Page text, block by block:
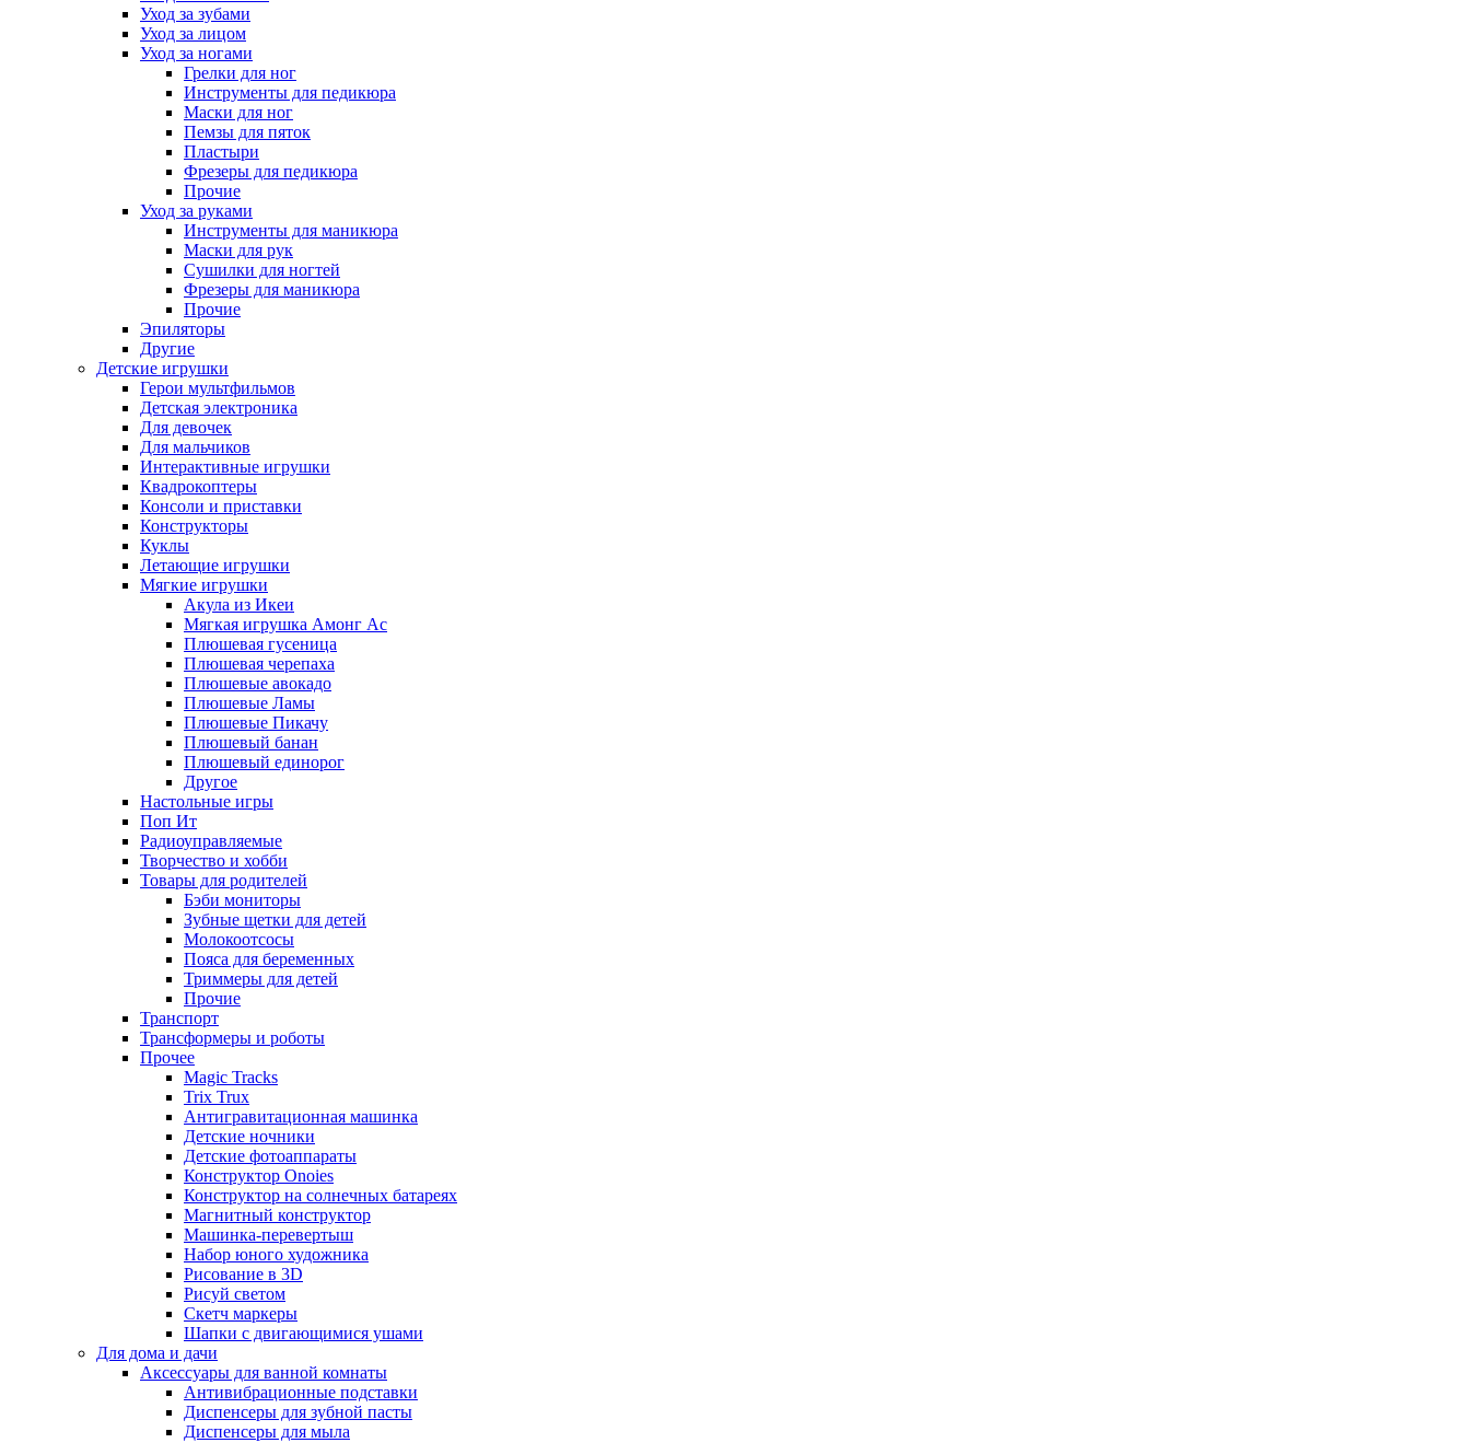
Уход за зубами
Уход за лицом
Уход за ногами
Грелки для ног
Инструменты для педикюра
Маски для ног
Пемзы для пяток
Пластыри
Фрезеры для педикюра
Прочие
Уход за руками
Инструменты для маникюра
Маски для рук
Сушилки для ногтей
Фрезеры для маникюра
Прочие
Эпиляторы
Другие
Детские игрушки
Герои мультфильмов
Детская электроника
Для девочек
Для мальчиков
Интерактивные игрушки
Квадрокоптеры
Консоли и приставки
Конструкторы
Куклы
Летающие игрушки
Мягкие игрушки
Акула из Икеи
Мягкая игрушка Амонг Ас
Плюшевая гусеница
Плюшевая черепаха
Плюшевые авокадо
Плюшевые Ламы
Плюшевые Пикачу
Плюшевый банан
Плюшевый единорог
Другое
Настольные игры
Поп Ит
Радиоуправляемые
Творчество и хобби
Товары для родителей
Бэби мониторы
Зубные щетки для детей
Молокоотсосы
Пояса для беременных
Триммеры для детей
Прочие
Транспорт
Трансформеры и роботы
Прочее
Magic Tracks
Trix Trux
Антигравитационная машинка
Детские ночники
Детские фотоаппараты
Конструктор Onoies
Конструктор на солнечных батареях
Магнитный конструктор
Машинка-перевертыш
Набор юного художника
Рисование в 3D
Рисуй светом
Скетч маркеры
Шапки с двигающимися ушами
Для дома и дачи
Аксессуары для ванной комнаты
Антивибрационные подставки
Диспенсеры для зубной пасты
Диспенсеры для мыла